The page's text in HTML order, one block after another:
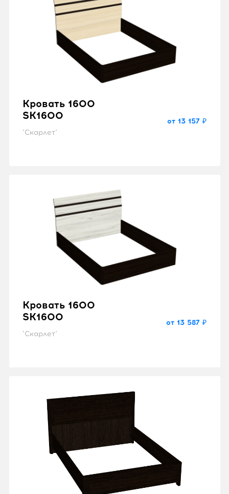
Кровать 1600
SK1600
"Скарлет"
от 13 157 ₽
Кровать 1600
SK1600
"Скарлет"
от 13 587 ₽